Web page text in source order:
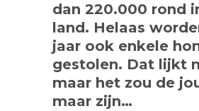
dan 220.000 rond
land. Helaas
jaar ook enkele
gestolen. Dat lijkt
maar het zou de
maar zijn…